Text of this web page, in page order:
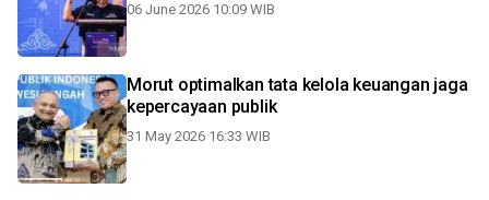
06 June 2026 10:09 WIB
Morut optimalkan tata kelola keuangan jaga
kepercayaan publik
31 May 2026 16:33 WIB